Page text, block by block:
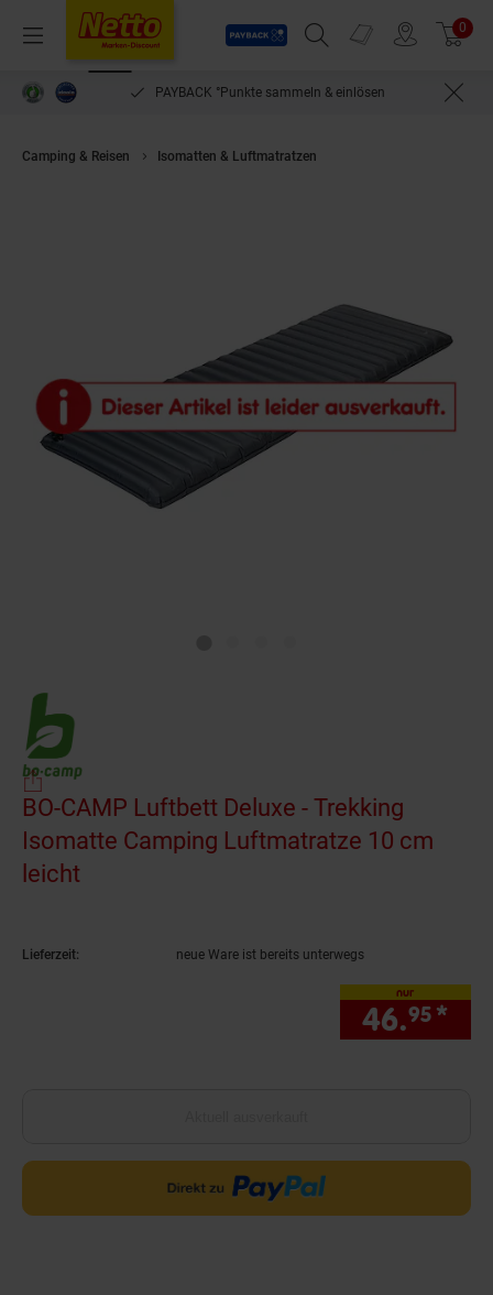
Menü
Payback
Suchfeld einblenden
Prospekte 0
PAYBACK °Punkte sammeln & einlösen
Camping & Reisen Isomatten & Luftmatratzen
BO-CAMP Luftbett Deluxe - Trekking
Isomatte Camping Luftmatratze 10 cm
leicht
Lieferzeit: neue Ware ist bereits unterwegs
nur
46.95 *